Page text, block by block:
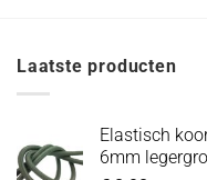
Laatste producten
Elastisch
6mm